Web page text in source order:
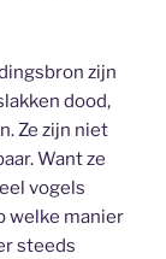
zijn
dood,
Ze zijn niet
Want ze
vogels
welke manier
steeds